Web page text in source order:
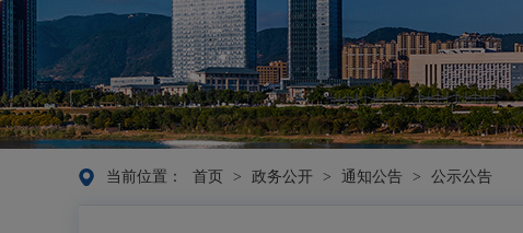
当前位置： 首页 > 政务公开 > 通知公告 > 公示公告